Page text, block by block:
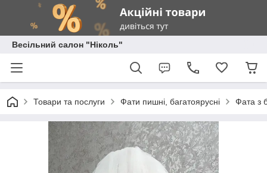
Весільний салон "Ніколь"
Товари та послуги Фати пишні, багатоярусні Фата з